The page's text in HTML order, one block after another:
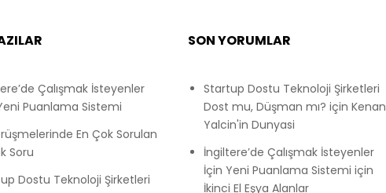
Çalışmak İsteyenler
Puanlama Sistemi
En Çok Sorulan
Soru
Dostu Teknoloji Şirketleri
SON YORUMLAR
Startup Dostu Teknoloji Şirketleri
Dost mu, Düşman mı? için Kenan
Yalcin'in Dunyasi
İngiltere’de Çalışmak İsteyenler
İçin Yeni Puanlama Sistemi için
İkinci El Eşya Alanlar